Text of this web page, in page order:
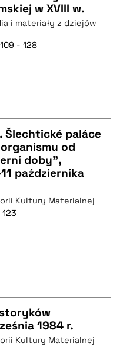
w XVIII w.
i materiały z dziejów
- 128
paláce
od
doby",
października
Kultury Materialnej
1984 r.
Kultury Materialnej